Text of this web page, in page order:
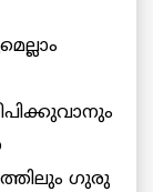
ഗുരു